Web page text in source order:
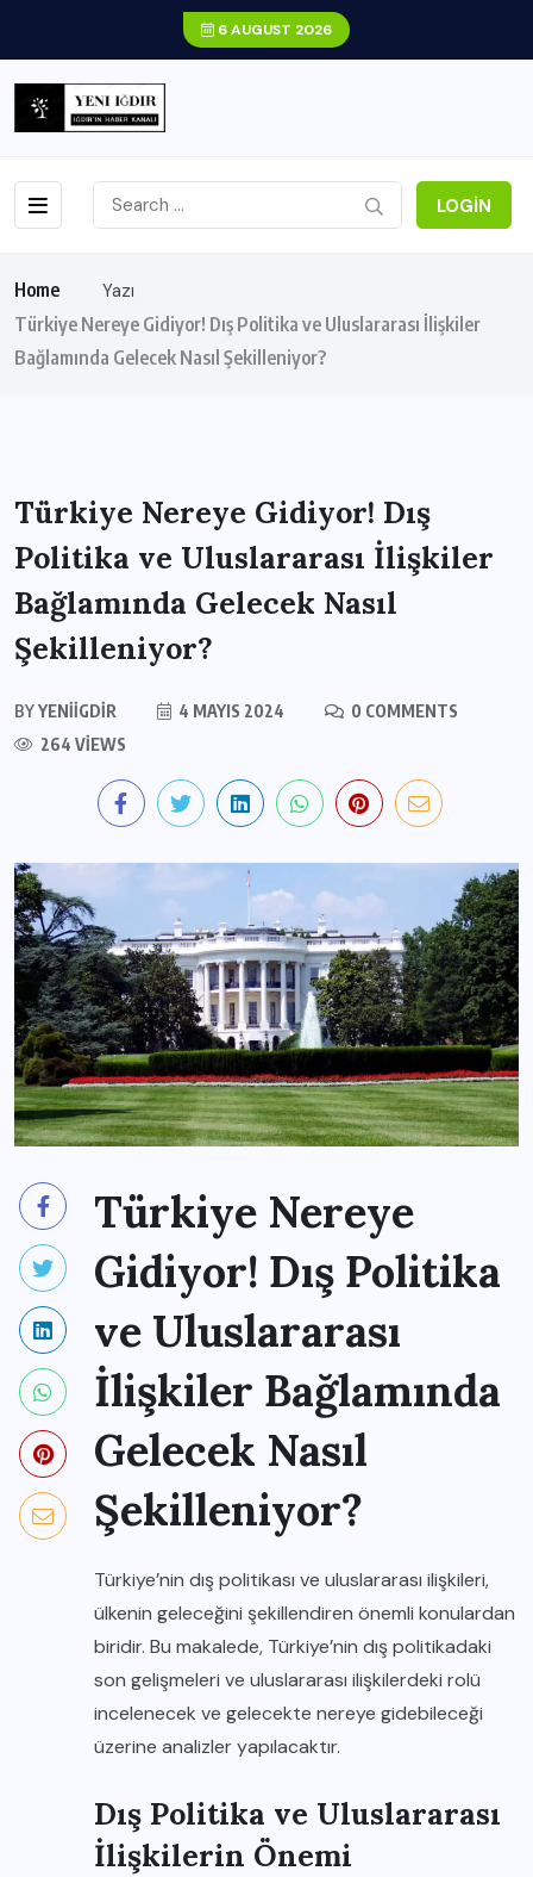
6 AUGUST 2026
LOGIN
Home
Yazı
Türkiye Nereye Gidiyor! Dış Politika ve Uluslararası İlişkiler
Bağlamında Gelecek Nasıl Şekilleniyor?
Türkiye Nereye Gidiyor! Dış
Politika ve Uluslararası İlişkiler
Bağlamında Gelecek Nasıl
Şekilleniyor?
BYYENIIGDIR 4 MAYIS 2024
0 COMMENTS
264 VIEWS
Türkiye Nereye
Gidiyor! Dış Politika
ve Uluslararası
İlişkiler Bağlamında
Gelecek Nasıl
Şekilleniyor?
Türkiye’nin dış politikası ve uluslararası ilişkileri,
ülkenin geleceğini şekillendiren önemli konulardan
biridir. Bu makalede, Türkiye’nin dış politikadaki
son gelişmeleri ve uluslararası ilişkilerdeki rolü
incelenecek ve gelecekte nereye gidebileceği
üzerine analizler yapılacaktır.
Dış Politika ve Uluslararası
İlişkilerin Önemi